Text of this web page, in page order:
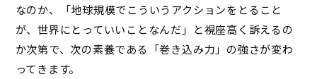
なのか、「地球規模でこういうアクションをとること
が、世界にとっていいことなんだ」と視座高く訴えるの
か次第で、次の素養である「巻き込み力」の強さが変わ
ってきます。